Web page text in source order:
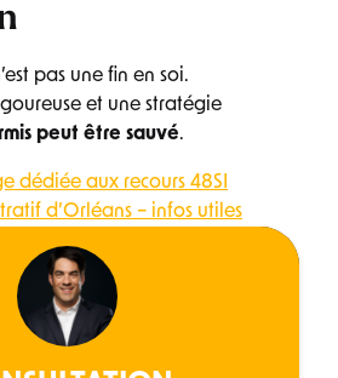
pas une fin en soi.
et une stratégie
peut être sauvé.
dédiée aux recours 48SI
d’Orléans – infos utiles